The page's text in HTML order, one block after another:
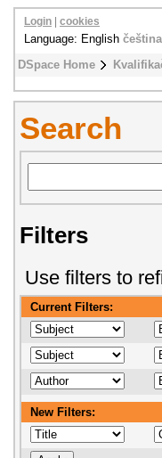
DSpace Home
Login cookies
Language: English čeština
Search
Filters
Use filters to
Current Filters:
New Filters: